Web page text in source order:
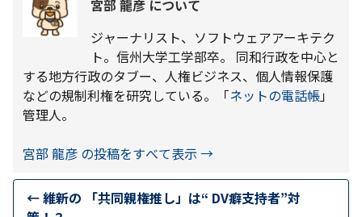
宮部 龍彦 について
ジャーナリスト、ソフトウェアアーキテク
ト。信州大学工学部卒。 同和行政を中心と
する地方行政のタブー、人権ビジネス、個人情報保護
などの規制利権を研究している。「ネットの電話帳」
管理人。
宮部 龍彦 の投稿をすべて表示 →
←維新の 「共同親権推し」は“ DV癖支持者”対